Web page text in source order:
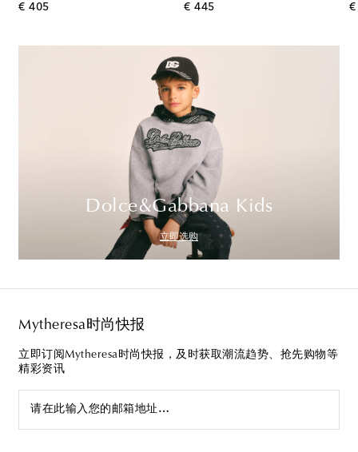
€ 405original price € 445original price €
Dolce&Gabbana Kids
立即选购
Mytheresa时尚快报
立即订阅Mytheresa时尚快报，及时获取潮流趋势、抢先购物等
精彩资讯
请在此输入您的邮箱地址…